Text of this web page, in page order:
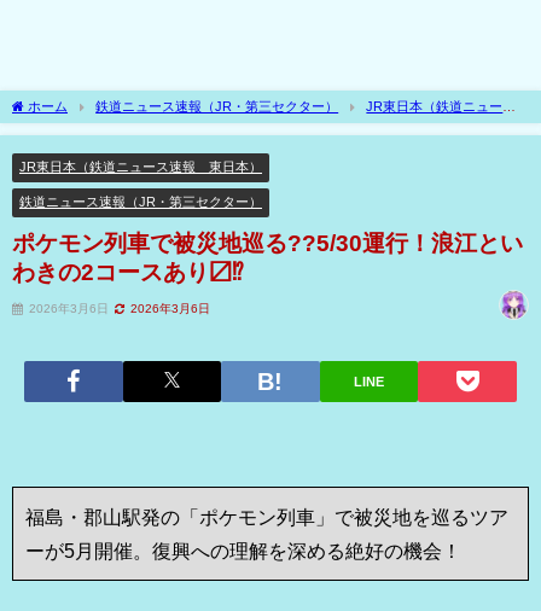
ホーム 鉄道ニュース速報（JR・第三セクター）
JR東日本（鉄道ニュース
速報 東日本）
ポケモン列車で被災地巡る??5/30運行！浪江といわきの2コースあ
JR東日本（鉄道ニュース速報 東日本）
鉄道ニュース速報（JR・第三セクター）
ポケモン列車で被災地巡る??5/30運行！浪江とい
わきの2コースあり〼⁉
2026年3月6日 2026年3月6日
LINE
福島・郡山駅発の「ポケモン列車」で被災地を巡るツア
ーが5月開催。復興への理解を深める絶好の機会！